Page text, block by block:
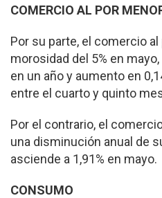
COMERCIO AL POR
Por su parte, el comer­cio
morosidad del 5% en
en un año y aumento en
entre el cuarto y quinto
Por el contrario, el
una disminución anual de
asciende a 1,91% en mayo.
CONSUMO